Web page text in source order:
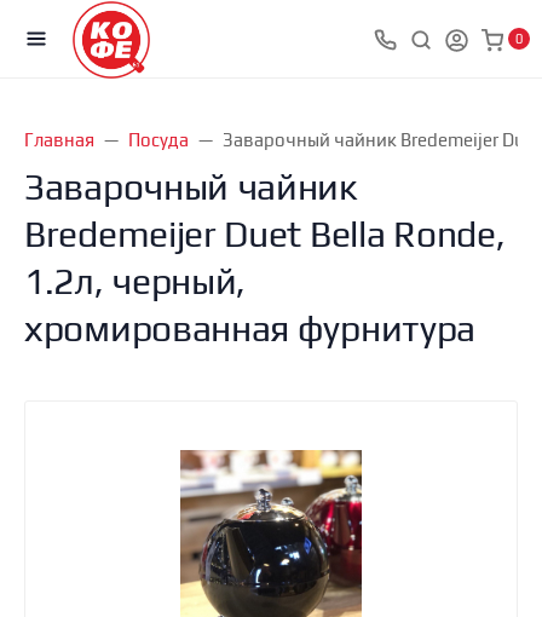
0
Главная Посуда Заварочный чайник Bredemeijer
Заварочный чайник
Bredemeijer Duet Bella Ronde,
1.2л, черный,
хромированная фурнитура